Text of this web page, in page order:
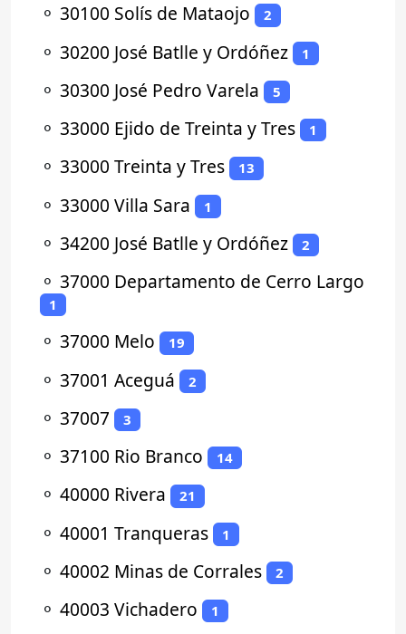
⚬ 30100 Solís de Mataojo 2
⚬ 30200 José Batlle y Ordóñez 1
⚬ 30300 José Pedro Varela 5
⚬ 33000 Ejido de Treinta y Tres 1
⚬ 33000 Treinta y Tres 13
⚬ 33000 Villa Sara 1
⚬ 34200 José Batlle y Ordóñez 2
⚬ 37000 Departamento de Cerro Largo
1
⚬ 37000 Melo 19
⚬ 37001 Aceguá 2
⚬ 37007 3
⚬ 37100 Rio Branco 14
⚬ 40000 Rivera 21
⚬ 40001 Tranqueras 1
⚬ 40002 Minas de Corrales 2
⚬ 40003 Vichadero 1